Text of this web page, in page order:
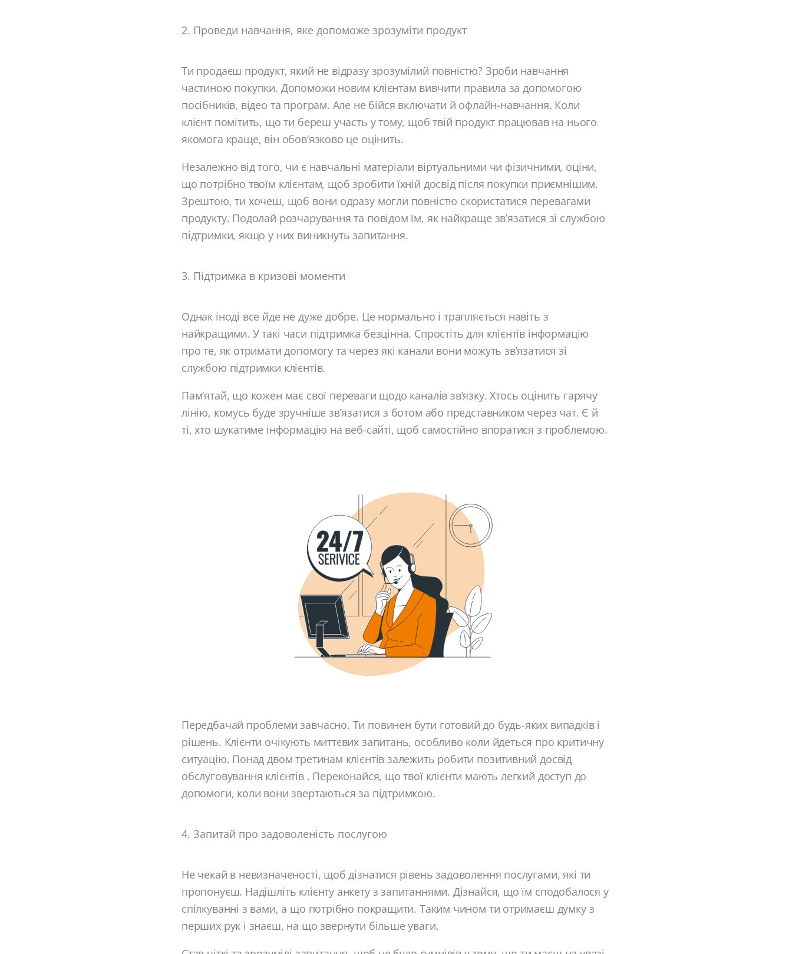
2. Проведи навчання, яке допоможе зрозуміти продукт
Ти продаєш продукт, який не відразу зрозумілий повністю? Зроби навчання
частиною покупки. Допоможи новим клієнтам вивчити правила за допомогою
посібників, відео та програм. Але не бійся включати й офлайн-навчання. Коли
клієнт помітить, що ти береш участь у тому, щоб твій продукт працював на нього
якомога краще, він обов’язково це оцінить.
Незалежно від того, чи є навчальні матеріали віртуальними чи фізичними, оціни,
що потрібно твоїм клієнтам, щоб зробити їхній досвід після покупки приємнішим.
Зрештою, ти хочеш, щоб вони одразу могли повністю скористатися перевагами
продукту. Подолай розчарування та повідом їм, як найкраще зв’язатися зі службою
підтримки, якщо у них виникнуть запитання.
3. Підтримка в кризові моменти
Однак іноді все йде не дуже добре. Це нормально і трапляється навіть з
найкращими. У такі часи підтримка безцінна. Спростіть для клієнтів інформацію
про те, як отримати допомогу та через які канали вони можуть зв’язатися зі
службою підтримки клієнтів.
Пам’ятай, що кожен має свої переваги щодо каналів зв’язку. Хтось оцінить гарячу
лінію, комусь буде зручніше зв’язатися з ботом або представником через чат. Є й
ті, хто шукатиме інформацію на веб-сайті, щоб самостійно впоратися з проблемою.
Передбачай проблеми завчасно. Ти повинен бути готовий до будь-яких випадків і
рішень. Клієнти очікують миттєвих запитань, особливо коли йдеться про критичну
ситуацію. Понад двом третинам клієнтів залежить робити позитивний досвід
обслуговування клієнтів . Переконайся, що твої клієнти мають легкий доступ до
допомоги, коли вони звертаються за підтримкою.
4. Запитай про задоволеність послугою
Не чекай в невизначеності, щоб дізнатися рівень задоволення послугами, які ти
пропонуєш. Надішліть клієнту анкету з запитаннями. Дізнайся, що їм сподобалося у
спілкуванні з вами, а що потрібно покращити. Таким чином ти отримаєш думку з
перших рук і знаєш, на що звернути більше уваги.